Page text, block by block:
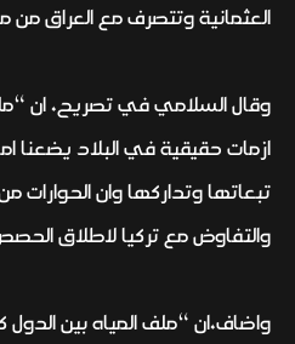
العثمانية وتتصرف مع العراق من
وقال السلامي في تصريح، ان
ازمات حقيقية في البلاد
تبعاتها وتداركها وان الحوارات
والتفاوض مع تركيا لاطلاق
واضاف،ان “ملف المياه بين